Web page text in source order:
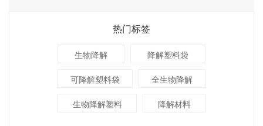
热门标签
生物降解 降解塑料袋
可降解塑料袋 全生物降解
生物降解塑料 降解材料